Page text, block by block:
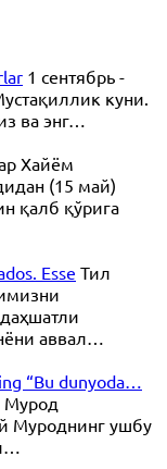
1 сентябрь -
куни.
ва энг…
Хайём
(15 май)
қалб қўрига
Esse Тил
аввал…
“Bu dunyoda…
Мурод
Муроднинг ушбу